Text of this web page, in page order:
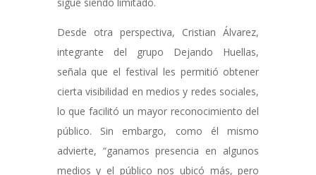
Desde otra perspectiva, Cristian Álvarez,
integrante del grupo Dejando Huellas,
señala que el festival les permitió obtener
cierta visibilidad en medios y redes sociales,
lo que facilitó un mayor reconocimiento del
público. Sin embargo, como él mismo
advierte, “ganamos presencia en algunos
medios y el público nos ubicó más, pero